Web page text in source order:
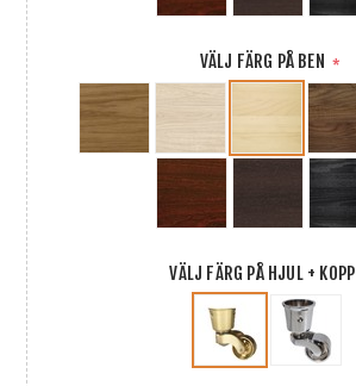
VÄLJ FÄRG PÅ BEN *
VÄLJ FÄRG PÅ HJUL + KOPP